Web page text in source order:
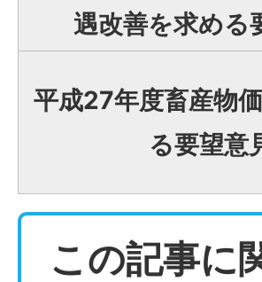
遇改善を求める
平成27年度畜産物
る要望意
この記事に